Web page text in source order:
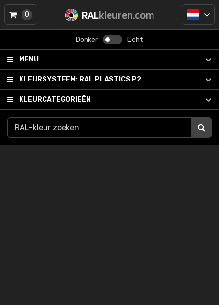
RALkleuren.com
Donker Licht
MENU
KLEURSYSTEEM: RAL PLASTICS P2
KLEURCATEGORIEËN
0